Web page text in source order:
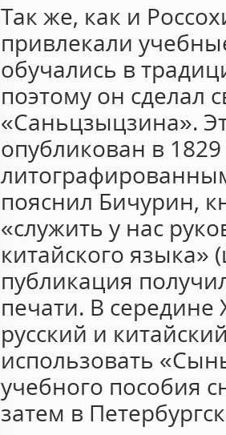
Так же, как и
привлекали
обучались в
поэтому он сделал
«Саньцзыцзина».
опубликован в 1829
пояснил Бичурин,
«служить у нас
китайского языка»
публикация
печати. В
русский и
использовать
учебного пособия
затем в